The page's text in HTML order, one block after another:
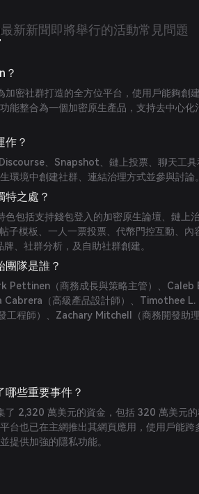
最新新聞即將舉行的活動常見問題
？
加密社群打造的全方位平台，使用戶能夠創
能整合為一個加密原生產品，支持去中心化
作？
、Snapshot、鏈上投票、聊天工具
環境中創建社群、連結治理方式並參與討論。
特之處？
包括支持錢包登入的加密原生論壇、鏈上治
子模板、一人一票投票、代幣門控互動、內
、社群分析，及自助社群創建。
團隊是誰？
Pettinen（商務成長與策略主管）、Caleb
Cabrera（高級產品設計師）、Timothee L.
工程師）、Zachary Mitchell（商務開發助
）、Roger Torres（平台主管）、Sachin
（資深區塊鏈協議工程師）及 Ian Rowan（
些重要事件？
了 2,320 萬美元的資金，包括 320 萬美元
台也已在主網推出其網頁應用，使用戶能跨
提供加強的隱私功能。